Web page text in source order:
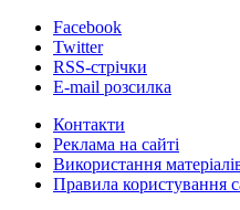
Facebook
Twitter
RSS-стрічки
E-mail розсилка
Контакти
Реклама на сайті
Використання
Правила користування